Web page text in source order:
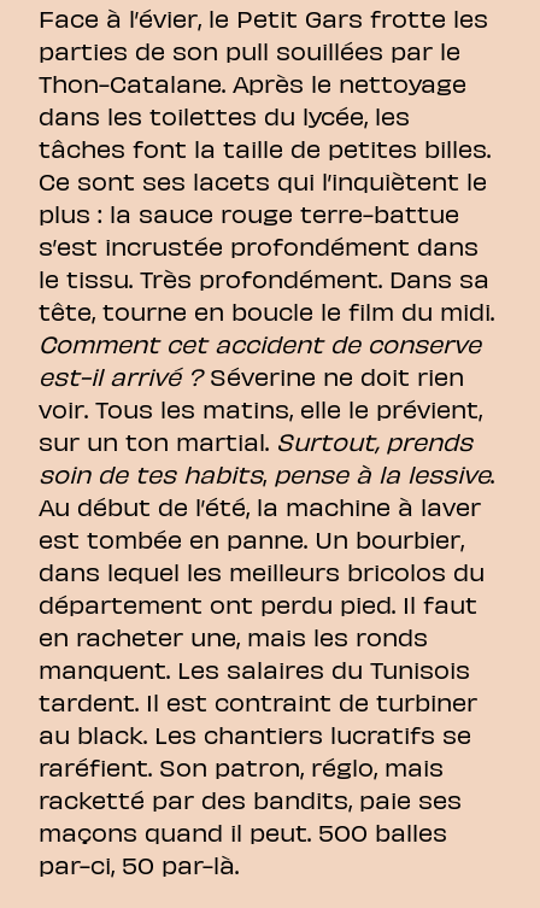
Face à l’évier, le Petit Gars frotte les
parties de son pull souillées par le
Thon-Catalane. Après le nettoyage
dans les toilettes du lycée, les
tâches font la taille de petites billes.
Ce sont ses lacets qui l’inquiètent le
plus : la sauce rouge terre-battue
s’est incrustée profondément dans
le tissu. Très profondément. Dans sa
tête, tourne en boucle le film du midi.
Comment cet accident de conserve
est-il arrivé ?Séverine ne doit rien
voir. Tous les matins, elle le prévient,
sur un ton martial. Surtout, prends
soin de tes habits, pense à la lessive.
Au début de l’été, la machine à laver
est tombée en panne. Un bourbier,
dans lequel les meilleurs bricolos du
département ont perdu pied. Il faut
en racheter une, mais les ronds
manquent. Les salaires du Tunisois
tardent. Il est contraint de turbiner
au black. Les chantiers lucratifs se
raréfient. Son patron, réglo, mais
racketté par des bandits, paie ses
maçons quand il peut. 500 balles
par-ci, 50 par-là.